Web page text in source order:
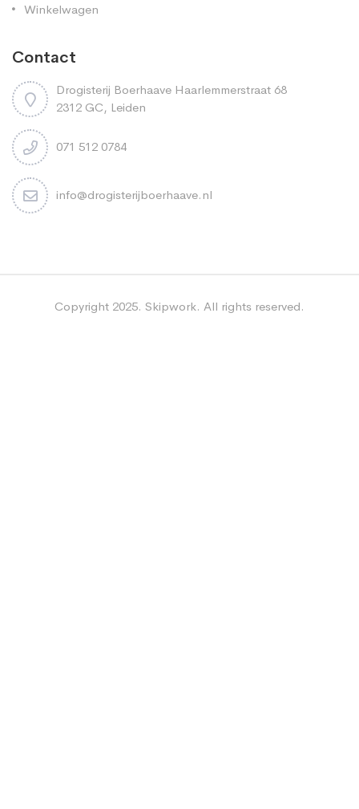
Winkelwagen
Contact
Drogisterij Boerhaave Haarlemmerstraat 68
2312 GC, Leiden
071 512 0784
info@drogisterijboerhaave.nl
Copyright 2025. Skipwork. All rights reserved.